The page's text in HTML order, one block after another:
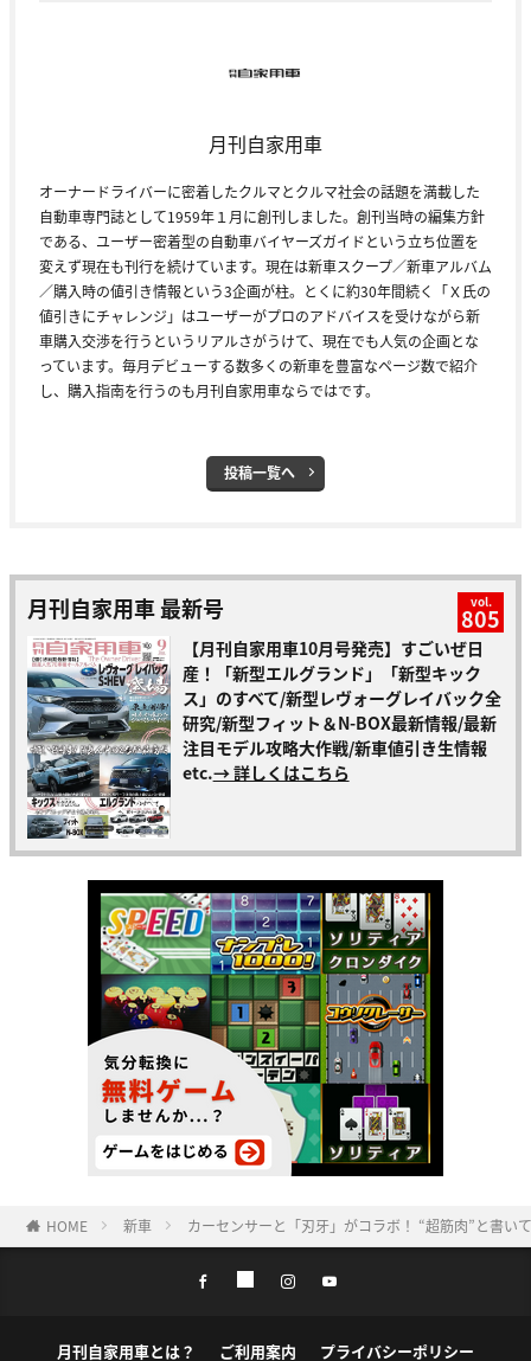
月刊自家用車
オーナードライバーに密着したクルマとクルマ社会の話題を満載した
自動車専門誌として1959年１月に創刊しました。創刊当時の編集方針
である、ユーザー密着型の自動車バイヤーズガイドという立ち位置を
変えず現在も刊行を続けています。現在は新車スクープ／新車アルバム
／購入時の値引き情報という3企画が柱。とくに約30年間続く「Ｘ氏の
値引きにチャレンジ」はユーザーがプロのアドバイスを受けながら新
車購入交渉を行うというリアルさがうけて、現在でも人気の企画とな
っています。毎月デビューする数多くの新車を豊富なページ数で紹介
し、購入指南を行うのも月刊自家用車ならではです。
投稿一覧へ
月刊自家用車 最新号 vol.
805
【月刊自家用車10月号発売】すごいぜ日
産！「新型エルグランド」「新型キック
ス」のすべて/新型レヴォーグレイバック全
研究/新型フィット＆N-BOX最新情報/最新
注目モデル攻略大作戦/新車値引き生情報
etc.→ 詳しくはこちら
HOME 新車 カーセンサーと「刃牙」がコラボ！ “超筋肉”と書い
月刊自家用車とは？ ご利用案内 プライバシーポリシー